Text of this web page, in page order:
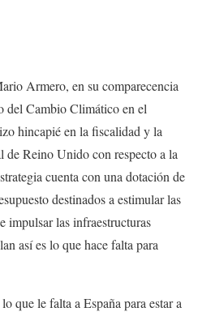
Armero, en su comparecencia
del Cambio Climático en el
hincapié en la fiscalidad y la
de Reino Unido con respecto a la
cuenta con una dotación de
destinados a estimular las
impulsar las infraestructuras
así es lo que hace falta para
que le falta a España para estar a